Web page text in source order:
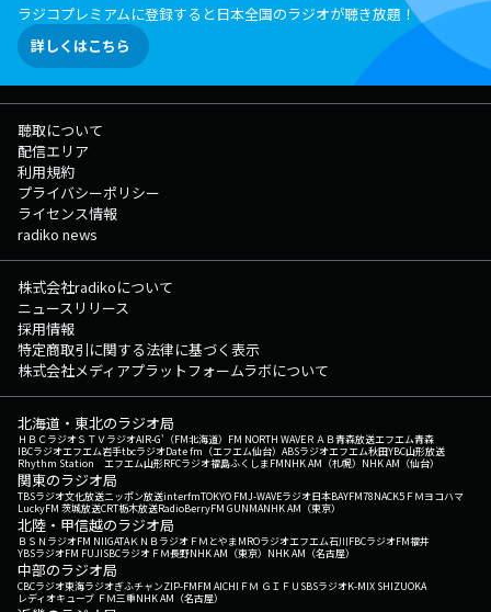
ラジコプレミアムに登録すると日本全国のラジオが聴き放題！
詳しくはこちら
聴取について
配信エリア
利用規約
プライバシーポリシー
ライセンス情報
radiko news
株式会社radikoについて
ニュースリリース
採用情報
特定商取引に関する法律に基づく表示
株式会社メディアプラットフォームラボについて
北海道・東北のラジオ局
ＨＢＣラジオＳＴＶラジオAIR-G'（FM北海道） FM NORTH WAVEＲＡＢ青森放送エフエム青森
IBCラジオエフエム岩手tbcラジオDate fm（エフエム仙台） ABSラジオエフエム秋田YBC山形放送
Rhythm Station エフエム山形RFCラジオ福島ふくしまFMNHK AM（札幌） NHK AM（仙台）
関東のラジオ局
TBSラジオ文化放送ニッポン放送interfmTOKYO FMJ-WAVEラジオ日本BAYFM78NACK5 ＦＭヨコハマ
LuckyFM 茨城放送CRT栃木放送RadioBerryFM GUNMANHK AM（東京）
北陸・甲信越のラジオ局
ＢＳＮラジオFM NIIGATAＫＮＢラジオ ＦＭとやまMROラジオエフエム石川FBCラジオFM福井
YBSラジオFM FUJISBCラジオ ＦＭ長野NHK AM（東京） NHK AM（名古屋）
中部のラジオ局
CBCラジオ東海ラジオぎふチャンZIP-FMFM AICHI ＦＭ ＧＩＦＵ SBSラジオK-MIX SHIZUOKA
レディオキューブ ＦＭ三重NHK AM（名古屋）